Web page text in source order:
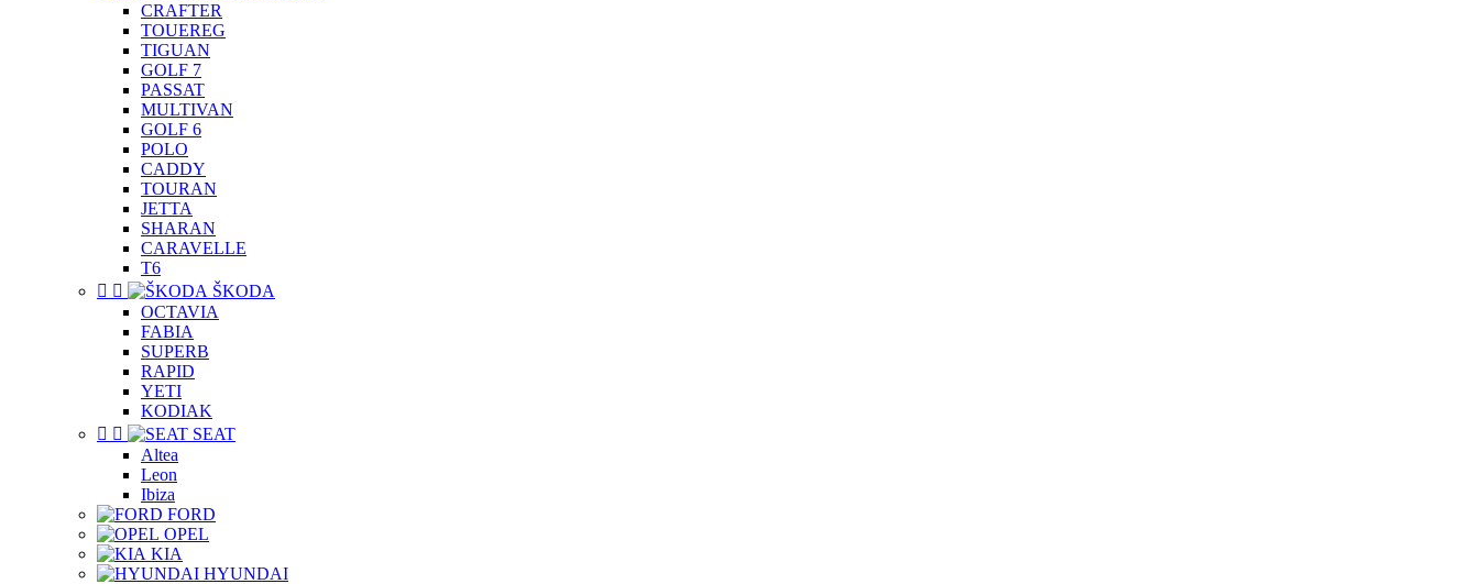
CRAFTER
TOUEREG
TIGUAN
GOLF 7
PASSAT
MULTIVAN
GOLF 6
POLO
CADDY
TOURAN
JETTA
SHARAN
CARAVELLE
T6
 
ŠKODA
OCTAVIA
FABIA
SUPERB
RAPID
YETI
KODIAK
 
SEAT
Altea
Leon
Ibiza
FORD
OPEL
KIA
HYUNDAI